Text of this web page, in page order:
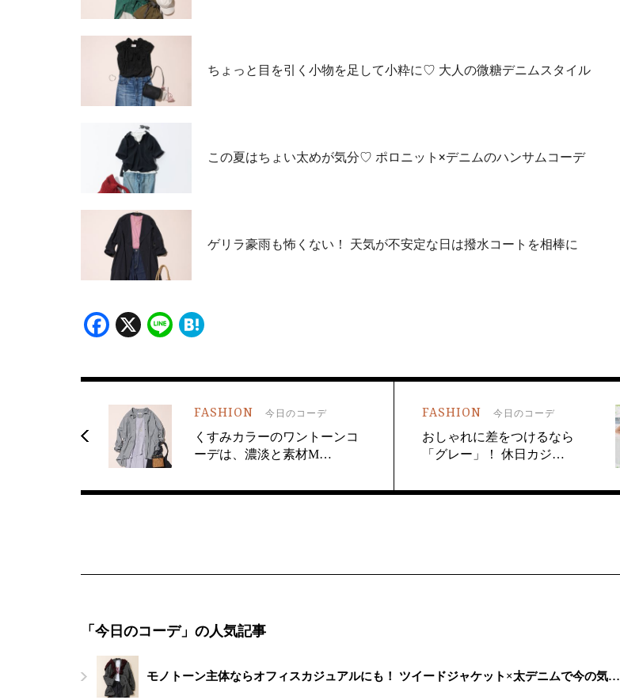
ちょっと目を引く小物を足して小粋に♡ 大人の微糖デニムスタイル
この夏はちょい太めが気分♡ ポロニット×デニムのハンサムコーデ
ゲリラ豪雨も怖くない！ 天気が不安定な日は撥水コートを相棒に
Facebook
X Line
FASHION 今日のコーデ
くすみカラーのワントーンコ
ーデは、濃淡と素材M…
FASHION 今日のコーデ
おしゃれに差をつけるなら
「グレー」！ 休日カジ…
「今日のコーデ」の人気記事
モノトーン主体ならオフィスカジュアルにも！ ツイードジャケット×太デニムで今の気…